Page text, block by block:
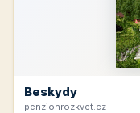
Beskydy
penzionrozkvet.cz